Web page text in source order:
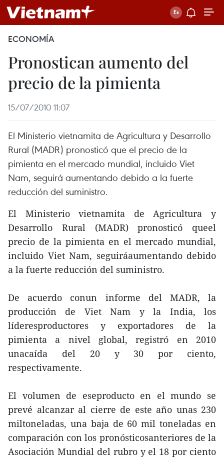
ECONOMÍA
Pronostican aumento del
precio de la pimienta
15/07/2010 11:07
El Ministerio vietnamita de Agricultura y Desarrollo
Rural (MADR) pronosticó que el precio de la
pimienta en el mercado mundial, incluido Viet
Nam, seguirá aumentando debido a la fuerte
reducción del suministro.
El Ministerio vietnamita de Agricultura y
Desarrollo Rural (MADR) pronosticó queel
precio de la pimienta en el mercado mundial,
incluido Viet Nam, seguiráaumentando debido
a la fuerte reducción del suministro.
De acuerdo conun informe del MADR, la
producción de Viet Nam y la India, los
líderesproductores y exportadores de la
pimienta a nivel global, registró en 2010
unacaída del 20 y 30 por ciento,
respectivamente.
El volumen de eseproducto en el mundo se
prevé alcanzar al cierre de este año unas 230
miltoneladas, una baja de 60 mil toneladas en
comparación con los pronósticosanteriores de la
Asociación Mundial del rubro y el 18 por ciento